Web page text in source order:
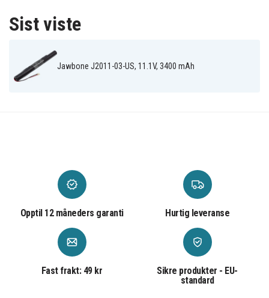
Sist viste
Jawbone J2011-03-US, 11.1V, 3400 mAh
Opptil 12 måneders garanti Hurtig leveranse
Fast frakt: 49 kr
Sikre produkter - EU-
standard